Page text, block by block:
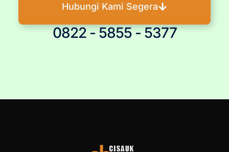
Hubungi Kami Segera
0822 - 5855 - 5377